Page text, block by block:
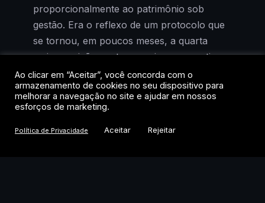
proporcionalmente ao patrimônio sob
gestão. Era o reflexo de um protocolo que
se tornou, em poucos meses, a quarta
maior posição em tesourarias corporativas
de cripto, atrás apenas de Bitcoin, Ether e
Solana.
do JPMorgan publicado nesta semana, os
Ao clicar em “Aceitar”, você concorda com o
armazenamento de cookies no seu dispositivo para
melhorar a navegação no site e ajudar em nossos
esforços de marketing.
Política de Privacidade Aceitar Rejeitar